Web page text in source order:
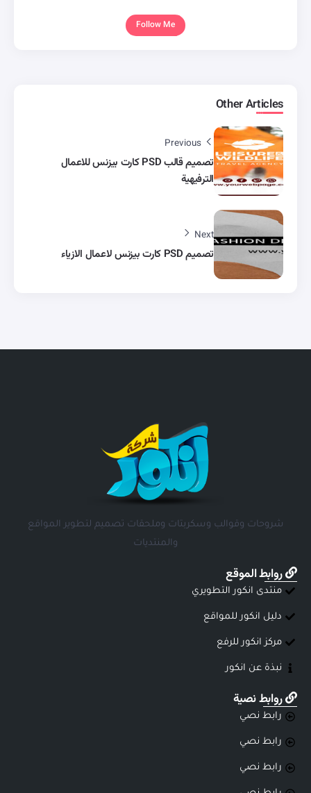
Follow Me
Other Articles
Previous
تصميم قالب PSD كارت بيزنس للاعمال
الترفيهية
Next
تصميم PSD كارت بيزنس لاعمال الازياء
شروحات وقوالب وسكربتات وملحقات تصميم لتطوير المواقع
والمنتديات
روابط الموقع
منتدى انكور التطويري
دليل انكور للمواقع
مركز انكور للرفع
نبذة عن انكور
روابط نصية
رابط نصي
رابط نصي
رابط نصي